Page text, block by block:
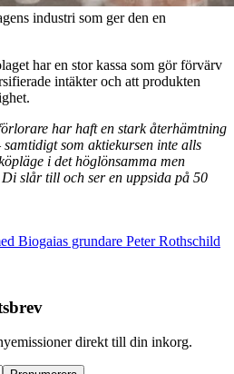
industri som ger den en
har en stor kassa som gör förvärv
intäkter och att produkten
har haft en stark återhämtning
som aktiekursen inte alls
i det höglönsamma men
slår till och ser en uppsida på 50
Biogaias grundare Peter Rothschild
direkt till din inkorg.